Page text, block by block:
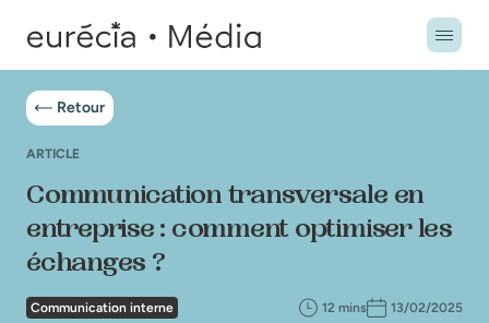
Retour
ARTICLE
Communication transversale en
entreprise : comment optimiser les
échanges ?
Communication interne 12 mins 13/02/2025